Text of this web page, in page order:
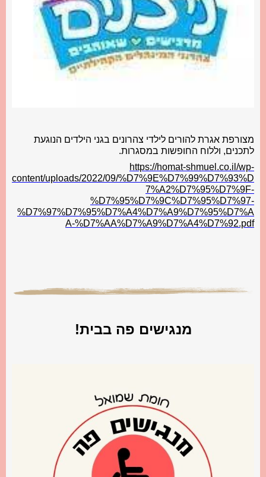
מצורפת אגרת להורים לילדי צהרונים בגני הילדים הנוגעת
לתכנים, וללוח החופשות במסגרות.
https://homat-shmuel.co.il/wp-
content/uploads/2022/09/%D7%9E%D7%99%D7%93%D
7%A2%D7%95%D7%9F-
%D7%95%D7%9C%D7%95%D7%97-
%D7%97%D7%95%D7%A4%D7%A9%D7%95%D7%A
A-%D7%AA%D7%A9%D7%A4%D7%92.pdf
מנגישים פה בבית!